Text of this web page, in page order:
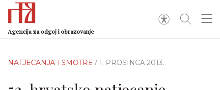
Agencija za odgoj i obrazovanje
NATJECANJA I SMOTRE / 1. PROSINCA 2013.